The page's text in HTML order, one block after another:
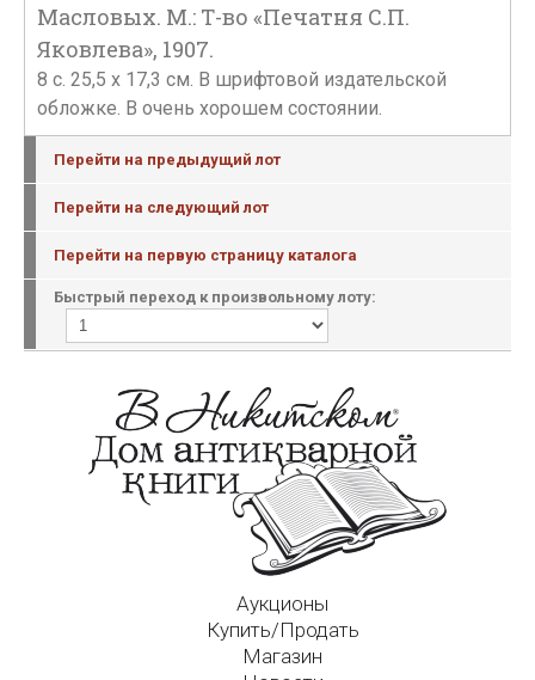
Масловых. М.: Т-во «Печатня С.П.
Яковлева», 1907.
8 с. 25,5 х 17,3 см. В шрифтовой издательской
обложке. В очень хорошем состоянии.
Перейти на предыдущий лот
Перейти на следующий лот
Перейти на первую страницу каталога
Быстрый переход к произвольному лоту:
Аукционы
Купить/Продать
Магазин